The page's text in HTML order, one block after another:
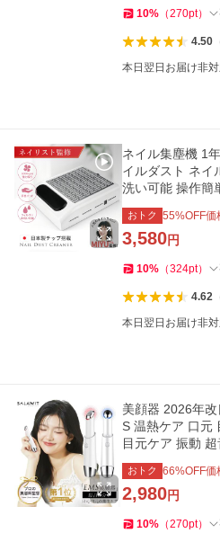
10% （270pt）
4.50
本日翌日お届け非
ネイル集塵機 1
イルダスト ネイ
洗い可能 操作簡
dB 小型
おトク 55%OFF価
3,580円
10% （324pt）
4.62
本日翌日お届け非
美顔器 2026年
S 温熱ケア 口元
目元ケア 振動
買
おトク 66%OFF価
2,980円
10% （270pt）